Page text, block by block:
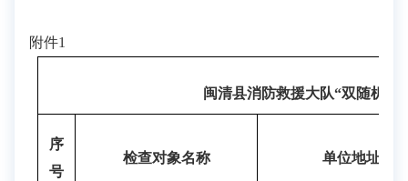
附件1
闽清县消防救援大队“双随机、
序
号
检查对象名称 单位地址